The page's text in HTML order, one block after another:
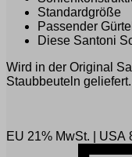
Standardgröße
Passender
Diese Santoni
Wird in der Original
Staubbeuteln geliefert.
EU 21% MwSt. USA